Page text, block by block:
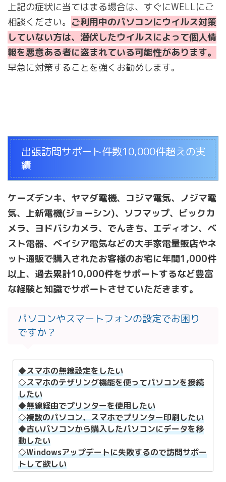
上記の症状に当てはまる場合は、すぐにWELLにご
相談ください。 ご利用中のパソコンにウイルス対策
していない方は、潜伏したウイルスによって個人情
報を悪意ある者に盗まれている可能性があります。
早急に対策することを強くお勧めします。
出張訪問サポート件数10,000件超えの実
績
ケーズデンキ、ヤマダ電機、コジマ電気、ノジマ電
気、上新電機(ジョーシン)、ソフマップ、ビックカ
メラ、ヨドバシカメラ、でんきち、エディオン、ベ
スト電器、ベイシア電気などの大手家電量販店やネ
ット通販で購入されたお客様のお宅に年間1,000件
以上、過去累計10,000件をサポートするなど豊富
な経験と知識でサポートさせていただきます。
パソコンやスマートフォンの設定でお困り
ですか？
◆スマホの無線設定をしたい
◇スマホのテザリング機能を使ってパソコンを接続
したい
◆無線経由でプリンターを使用したい
◇複数のパソコン、スマホでプリンター印刷したい
◆古いパソコンから購入したパソコンにデータを移
動したい
◇Windowsアップデートに失敗するので訪問サポー
トして欲しい
◆パソコンの動きが遅いので初期化したい